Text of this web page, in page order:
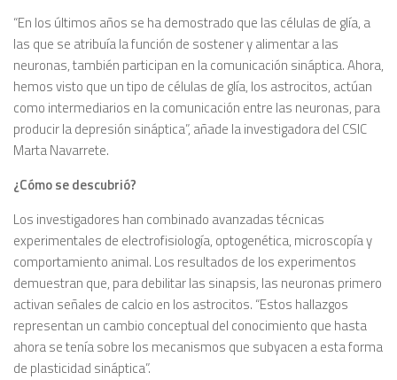
“En los últimos años se ha demostrado que las células de glía, a
las que se atribuía la función de sostener y alimentar a las
neuronas, también participan en la comunicación sináptica. Ahora,
hemos visto que un tipo de células de glía, los astrocitos, actúan
como intermediarios en la comunicación entre las neuronas, para
producir la depresión sináptica”, añade la investigadora del CSIC
Marta Navarrete.
¿Cómo se descubrió?
Los investigadores han combinado avanzadas técnicas
experimentales de electrofisiología, optogenética, microscopía y
comportamiento animal. Los resultados de los experimentos
demuestran que, para debilitar las sinapsis, las neuronas primero
activan señales de calcio en los astrocitos. “Estos hallazgos
representan un cambio conceptual del conocimiento que hasta
ahora se tenía sobre los mecanismos que subyacen a esta forma
de plasticidad sináptica”.